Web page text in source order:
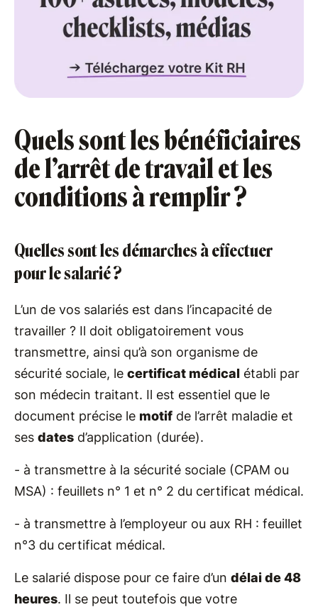
Quels sont les bénéficiaires
de l’arrêt de travail et les
conditions à remplir ?
Quelles sont les démarches à effectuer
pour le salarié ?
L’un de vos salariés est dans l’incapacité de
travailler ? Il doit obligatoirement vous
transmettre, ainsi qu’à son organisme de
sécurité sociale, le certificat médical établi par
son médecin traitant. Il est essentiel que le
document précise le motif de l’arrêt maladie et
ses dates d’application (durée).
- à transmettre à la sécurité sociale (CPAM ou
MSA) : feuillets n° 1 et n° 2 du certificat médical.
- à transmettre à l’employeur ou aux RH : feuillet
n°3 du certificat médical.
Le salarié dispose pour ce faire d’un délai de 48
heures. Il se peut toutefois que votre